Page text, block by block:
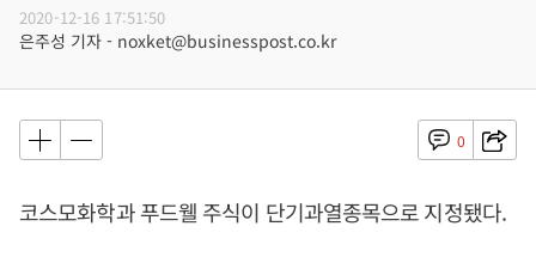
2020-12-16 17:51:50
은주성 기자 - noxket@businesspost.co.kr
0
코스모화학과 푸드웰 주식이 단기과열종목으로 지정됐다.